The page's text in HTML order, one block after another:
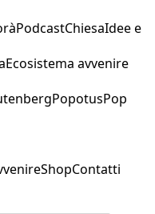
PodcastChiesaIdee e
Ecosistema avvenire
PopotusPop
ShopContatti